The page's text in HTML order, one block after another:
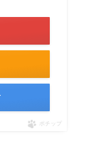
ポチップ